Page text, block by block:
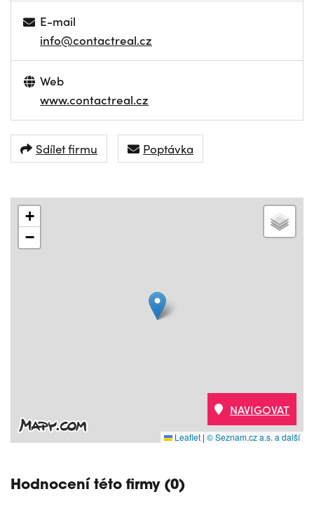
E-mail
info@contactreal.cz
Web
www.contactreal.cz
Sdílet firmu Poptávka
+
−
Leaflet | © Seznam.cz a.s. a další
NAVIGOVAT
Hodnocení této firmy (0)